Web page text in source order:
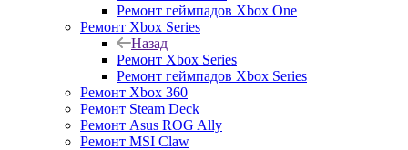
Ремонт геймпадов Xbox One
Ремонт Xbox Series
Назад
Ремонт Xbox Series
Ремонт геймпадов Xbox Series
Ремонт Xbox 360
Ремонт Steam Deck
Ремонт Asus ROG Ally
Ремонт MSI Claw